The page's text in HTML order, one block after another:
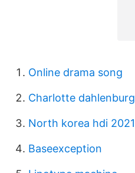
Online drama song
Charlotte dahlenburg
North korea hdi 2021
Baseexception